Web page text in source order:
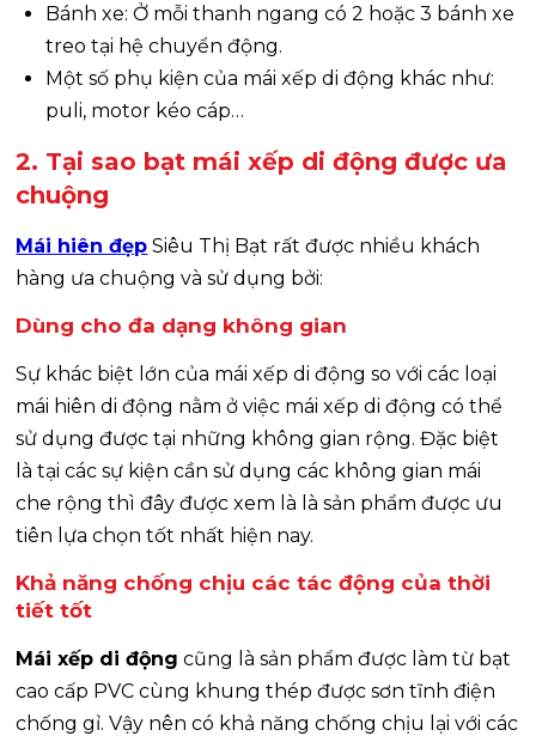
Bánh xe: Ở mỗi thanh ngang có 2 hoặc 3 bánh xe
treo tại hệ chuyển động.
Một số phụ kiện của mái xếp di động khác như:
puli, motor kéo cáp…
2. Tại sao bạt mái xếp di động được ưa
chuộng
Mái hiên đẹp Siêu Thị Bạt rất được nhiều khách
hàng ưa chuộng và sử dụng bởi:
Dùng cho đa dạng không gian
Sự khác biệt lớn của mái xếp di động so với các loại
mái hiên di động nằm ở việc mái xếp di động có thể
sử dụng được tại những không gian rộng. Đặc biệt
là tại các sự kiện cần sử dụng các không gian mái
che rộng thì đây được xem là là sản phẩm được ưu
tiên lựa chọn tốt nhất hiện nay.
Khả năng chống chịu các tác động của thời
tiết tốt
Mái xếp di động cũng là sản phẩm được làm từ bạt
cao cấp PVC cùng khung thép được sơn tĩnh điện
chống gỉ. Vậy nên có khả năng chống chịu lại với các